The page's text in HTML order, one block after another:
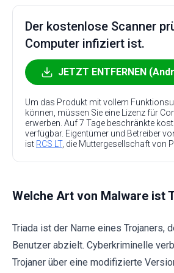
Der kostenlose Scanner
Computer infiziert ist.
JETZT ENTFERNEN
Um das Produkt mit vollem
können, müssen Sie eine Lizenz für
erwerben. Auf 7 Tage beschränkte
verfügbar. Eigentümer und Betreiber
ist RCS LT, die Muttergesellschaft von
Welche Art von Malware ist
Triada ist der Name eines Trojaners,
Benutzer abzielt. Cyberkriminelle
Trojaner über eine modifizierte